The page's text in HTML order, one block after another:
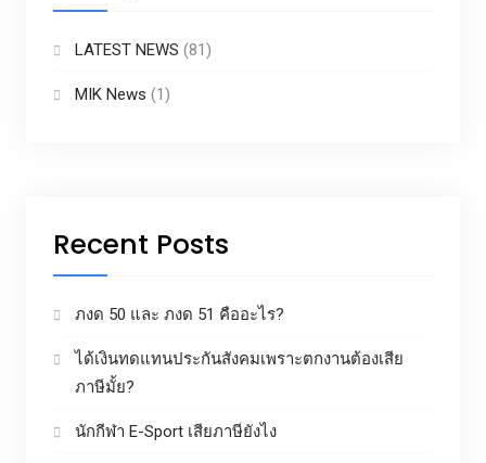
LATEST NEWS (81)
MIK News (1)
Recent Posts
ภงด 50 และ ภงด 51 คืออะไร?
ได้เงินทดแทนประกันสังคมเพราะตกงานต้องเสีย
ภาษีมั้ย?
นักกีฬา E-Sport เสียภาษียังไง